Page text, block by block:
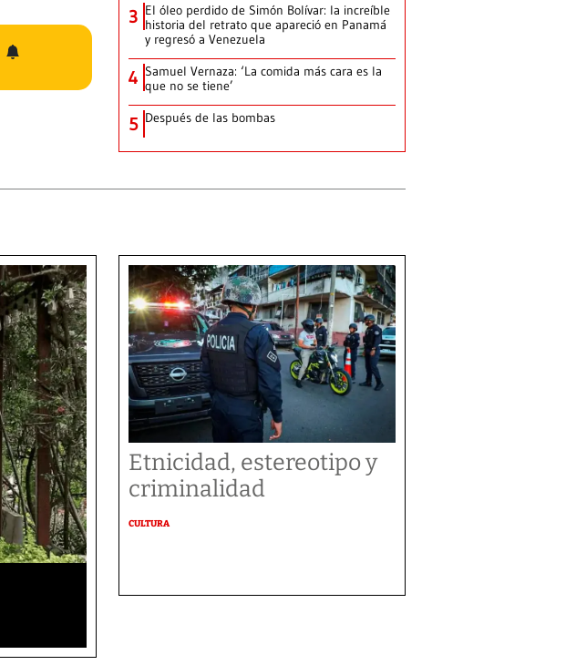
3 El óleo perdido de Simón Bolívar: la increíble
historia del retrato que apareció en Panamá
y regresó a Venezuela
4 Samuel Vernaza: ‘La comida más cara es la
que no se tiene’
5 Después de las bombas
Etnicidad, estereotipo y
criminalidad
CULTURA